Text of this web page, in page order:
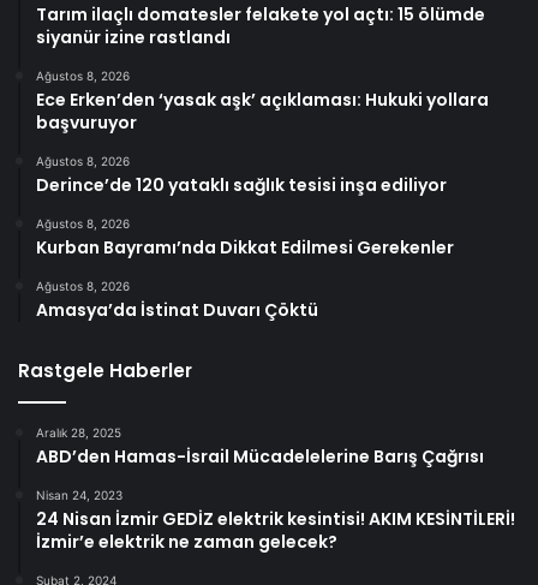
Tarım ilaçlı domatesler felakete yol açtı: 15 ölümde
siyanür izine rastlandı
Ağustos 8, 2026
Ece Erken’den ‘yasak aşk’ açıklaması: Hukuki yollara
başvuruyor
Ağustos 8, 2026
Derince’de 120 yataklı sağlık tesisi inşa ediliyor
Ağustos 8, 2026
Kurban Bayramı’nda Dikkat Edilmesi Gerekenler
Ağustos 8, 2026
Amasya’da İstinat Duvarı Çöktü
Rastgele Haberler
Aralık 28, 2025
ABD’den Hamas-İsrail Mücadelelerine Barış Çağrısı
Nisan 24, 2023
24 Nisan İzmir GEDİZ elektrik kesintisi! AKIM KESİNTİLERİ!
İzmir’e elektrik ne zaman gelecek?
Şubat 2, 2024